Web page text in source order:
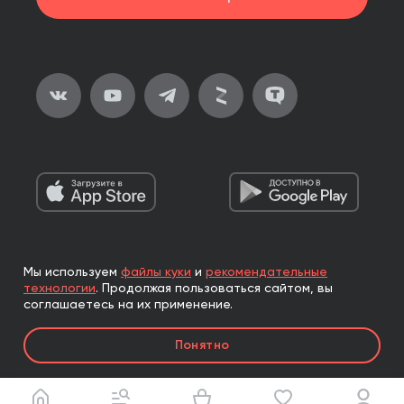
2026, ООО «Альпина Паблишер»
Все права защищены
Книги реализуются ООО «Альпина Паблишер»
по договору комиссии с ООО «Альпина нон-фикшн»,
по договору комиссии с ООО «Альпина ПРО».
Мы используем файлы куки и рекомендательные
технологии. Продолжая пользоваться сайтом, вы
соглашаетесь на их применение.
Понятно